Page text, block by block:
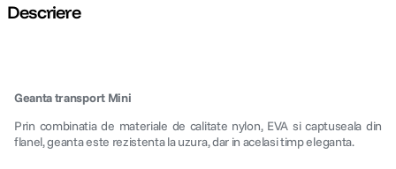
Descriere
Geanta transport Mini
Prin combinatia de materiale de calitate nylon, EVA si captuseala din
flanel, geanta este rezistenta la uzura, dar in acelasi timp eleganta.